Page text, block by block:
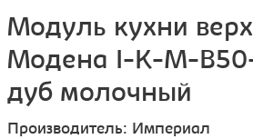
Модуль кухни
Модена I-K-M-
дуб молочный
Производитель: Империал